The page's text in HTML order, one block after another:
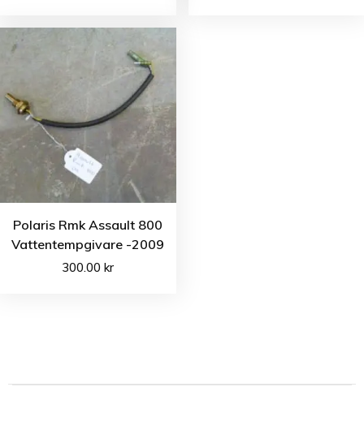
Polaris Rmk Assault 800
Vattentempgivare -2009
300.00kr